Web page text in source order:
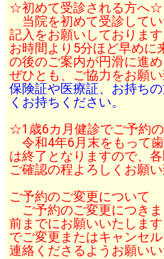
☆初めて受診される方へ☆
当院を初めて受診して
記入をお願いしておりま
お時間より5分ほど早めに
の後のご案内が円滑に進め
ぜひとも、ご協力をお願い
保険証や医療証、お持ち
くお持ちください。
☆1歳6カ月健診でご予約
令和4年6月末をもって
は終了となりますので、
ご確認の程よろしくお願い
ご予約のご変更について
ご予約のご変更につきま
前までにお願いいたしま
でご変更またはキャンセ
連絡くださるようお願いい